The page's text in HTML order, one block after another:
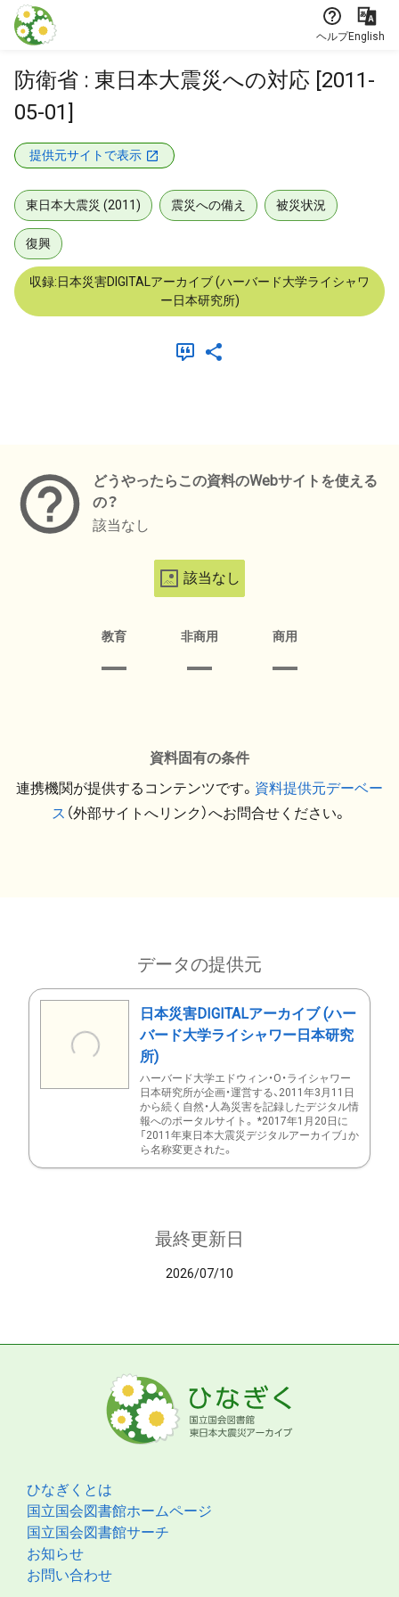
本文に飛ぶ
ヘルプEnglish
防衛省 : 東日本大震災への対応 [2011-
05-01]
提供元サイトで表示
東日本大震災 (2011) 震災への備え 被災状況
復興
収録:日本災害DIGITALアーカイブ (ハーバード大学ライシャワ
ー日本研究所)
どうやったらこの資料のWebサイトを使える
の？
該当なし
該当なし
教育 非商用 商用
資料固有の条件
連携機関が提供するコンテンツです。 資料提供元デーベー
ス （外部サイトへリンク）へお問合せください。
データの提供元
日本災害DIGITALアーカイブ (ハー
バード大学ライシャワー日本研究
所)
ハーバード大学エドウィン・O・ライシャワー
日本研究所が企画・運営する、2011年3月11日
から続く自然・人為災害を記録したデジタル情
報へのポータルサイト。 *2017年1月20日に
「2011年東日本大震災デジタルアーカイブ」か
ら名称変更された。
最終更新日
2026/07/10
ひなぎくとは
国立国会図書館ホームページ
国立国会図書館サーチ
お知らせ
お問い合わせ